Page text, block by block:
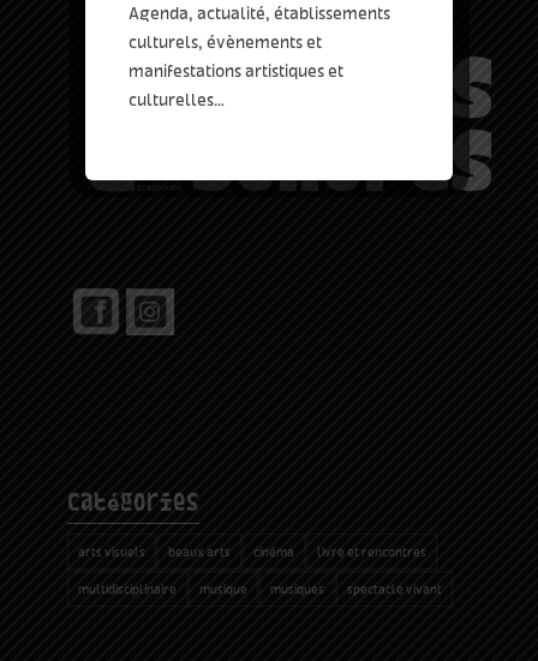
catégories
arts visuels beaux arts cinéma livre et rencontres
multidisciplinaire musique musiques spectacle vivant
Agenda, actualité, établissements
culturels, évènements et
manifestations artistiques et
culturelles…